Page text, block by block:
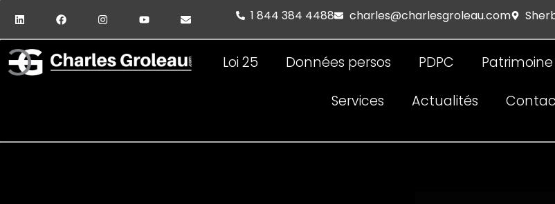
1 844 384 4488 charles@charlesgroleau.com
Loi 25 Données persos PDPC
Services Actualités